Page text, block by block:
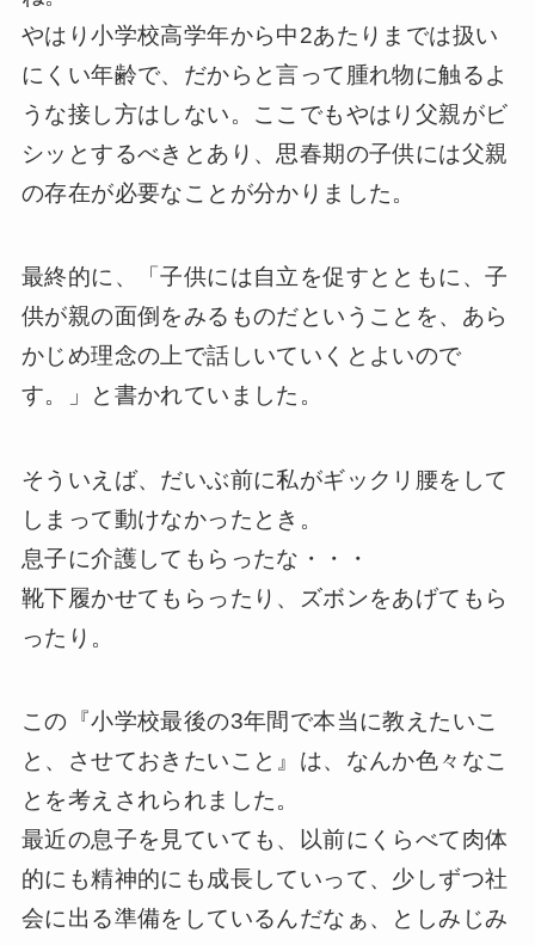
やはり小学校高学年から中2あたりまでは扱い
にくい年齢で、だからと言って腫れ物に触るよ
うな接し方はしない。ここでもやはり父親がビ
シッとするべきとあり、思春期の子供には父親
の存在が必要なことが分かりました。
最終的に、「子供には自立を促すとともに、子
供が親の面倒をみるものだということを、あら
かじめ理念の上で話しいていくとよいので
す。」と書かれていました。
そういえば、だいぶ前に私がギックリ腰をして
しまって動けなかったとき。
息子に介護してもらったな・・・
靴下履かせてもらったり、ズボンをあげてもら
ったり。
この『小学校最後の3年間で本当に教えたいこ
と、させておきたいこと』は、なんか色々なこ
とを考えされられました。
最近の息子を見ていても、以前にくらべて肉体
的にも精神的にも成長していって、少しずつ社
会に出る準備をしているんだなぁ、としみじみ